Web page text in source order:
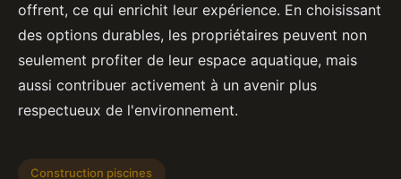
offrent, ce qui enrichit leur expérience. En choisissant
des options durables, les propriétaires peuvent non
seulement profiter de leur espace aquatique, mais
aussi contribuer activement à un avenir plus
respectueux de l'environnement.
Construction piscines